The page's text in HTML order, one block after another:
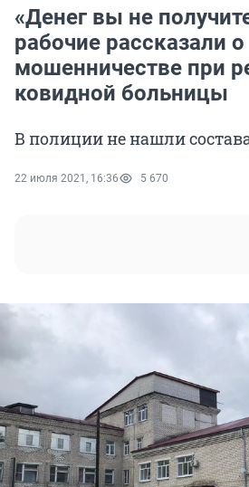
«Денег вы не
рабочие рассказали о
мошенничестве при
ковидной больницы
В полиции не нашли
22 июля 2021, 16:36 5 670